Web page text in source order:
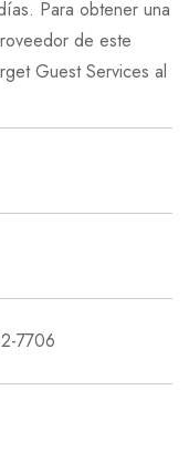
Para obtener una
de este
Guest Services al
7706